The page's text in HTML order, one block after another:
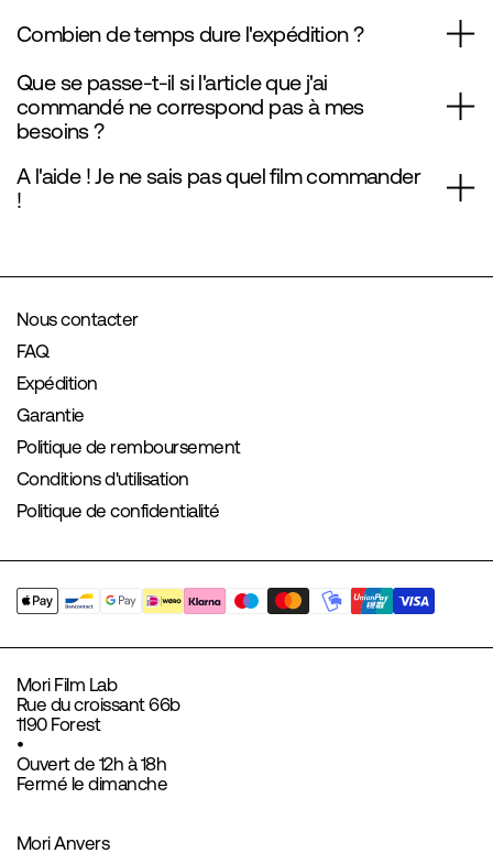
Combien de temps dure l'expédition ?
Que se passe-t-il si l'article que j'ai
commandé ne correspond pas à mes
besoins ?
A l'aide ! Je ne sais pas quel film commander
!
Nous contacter
FAQ
Expédition
Garantie
Politique de remboursement
Conditions d'utilisation
Politique de confidentialité
Mori Film Lab
Rue du croissant 66b
1190 Forest
•
Ouvert de 12h à 18h
Fermé le dimanche
Mori Anvers